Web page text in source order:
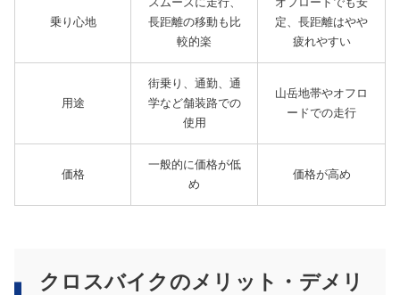
乗り心地
長距離の移動も比
較的楽
定、長距離はやや
疲れやすい
用途
街乗り、通勤、通
学など舗装路での
使用
山岳地帯やオフロ
ードでの走行
価格
一般的に価格が低
め
価格が高め
クロスバイクのメリット・デメリ